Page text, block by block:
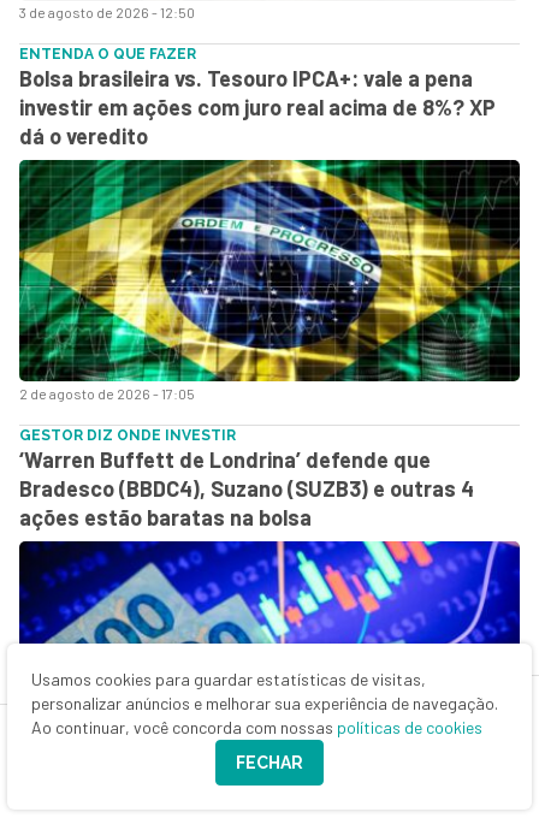
3 de agosto de 2026 - 12:50
2 de agosto de 2026 - 17:05
ENTENDA O QUE FAZER
Bolsa brasileira vs. Tesouro IPCA+: vale a pena
investir em ações com juro real acima de 8%? XP
dá o veredito
GESTOR DIZ ONDE INVESTIR
‘Warren Buffett de Londrina’ defende que
Bradesco (BBDC4), Suzano (SUZB3) e outras 4
ações estão baratas na bolsa
Usamos cookies para guardar estatísticas de visitas,
personalizar anúncios e melhorar sua experiência de navegação.
Ao continuar, você concorda com nossas políticas de cookies
FECHAR